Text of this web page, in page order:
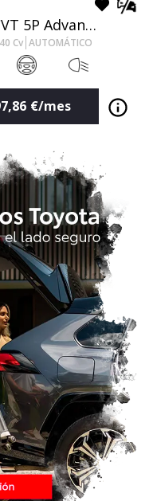
Toyota C-HR Hybrid 140 e-CVT 5P Advance
Cv AUTOMÁTICO
€/mes